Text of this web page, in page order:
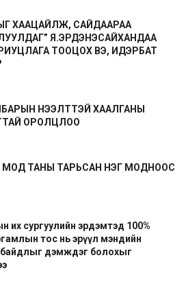
ХААЦАЙЛЖ, САЙДААРАА
Я.ЭРДЭНЭСАЙХАНДАА
ТООЦОХ ВЭ, ИДЭРБАТ
НЭЭЛТТЭЙ ХААЛГАНЫ
ОРОЛЦЛОО
МОД ТАНЫ ТАРЬСАН НЭГ МОДНООС
их сургуулийн эрдэмтэд 100%
тос нь эрүүл мэндийн
байдлыг дэмждэг болохыг